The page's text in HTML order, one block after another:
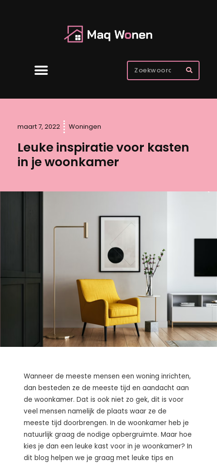
maart 7, 2022 Woningen
Leuke inspiratie voor kasten
in je woonkamer
Wanneer de meeste mensen een woning inrichten,
dan besteden ze de meeste tijd en aandacht aan
de woonkamer. Dat is ook niet zo gek, dit is voor
veel mensen namelijk de plaats waar ze de
meeste tijd doorbrengen. In de woonkamer heb je
natuurlijk graag de nodige opbergruimte. Maar hoe
kies je dan een leuke kast voor in je woonkamer? In
dit blog helpen we je graag met leuke tips en